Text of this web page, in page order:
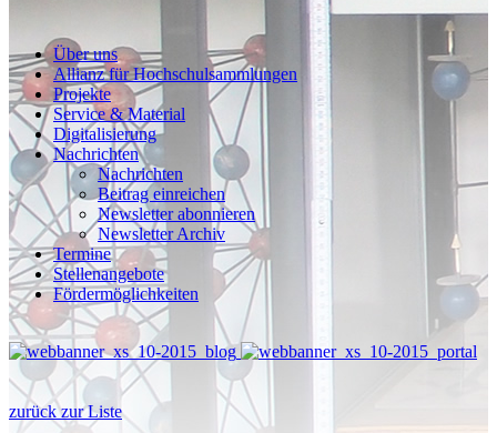
Über uns
Allianz für Hochschulsammlungen
Projekte
Service & Material
Digitalisierung
Nachrichten
Nachrichten
Beitrag einreichen
Newsletter abonnieren
Newsletter Archiv
Termine
Stellenangebote
Fördermöglichkeiten
zurück zur Liste